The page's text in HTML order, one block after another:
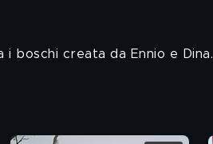
i boschi creata da Ennio e Dina.